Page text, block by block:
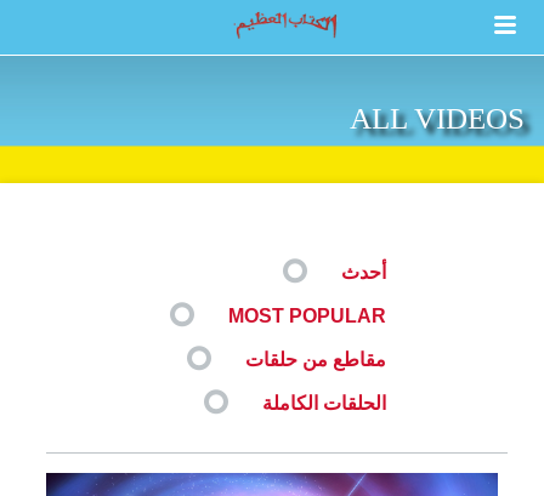
ALL VIDEOS
أحدث
MOST POPULAR
مقاطع من حلقات
الحلقات الكاملة